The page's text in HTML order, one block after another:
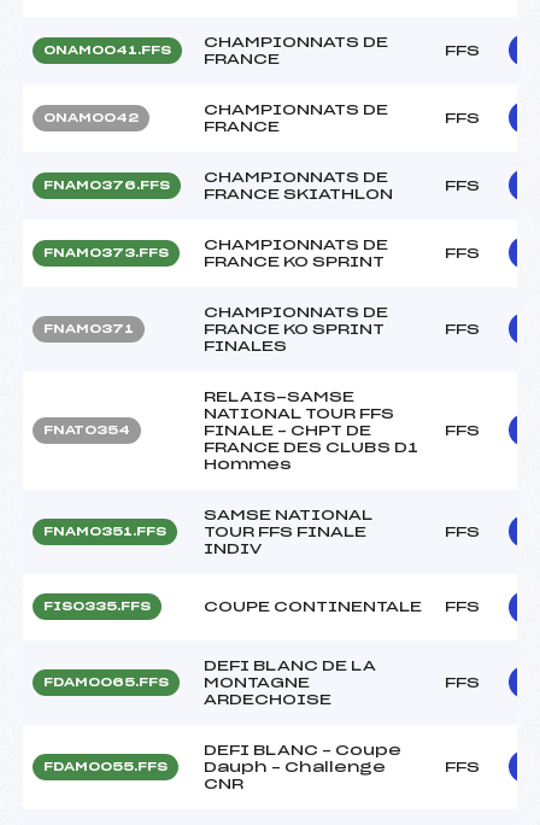
ONAM0041.FFS
CHAMPIONNATS DE
FRANCE
FFS
ONAM0042
CHAMPIONNATS DE
FRANCE
FFS
FNAM0376.FFS
CHAMPIONNATS DE
FRANCE SKIATHLON
FFS
FNAM0373.FFS
CHAMPIONNATS DE
FRANCE KO SPRINT
FFS
FNAM0371
CHAMPIONNATS DE
FRANCE KO SPRINT
FINALES
FFS
FNAT0354
RELAIS-SAMSE
NATIONAL TOUR FFS
FINALE – CHPT DE
FRANCE DES CLUBS D1
Hommes
FFS
FNAM0351.FFS
SAMSE NATIONAL
TOUR FFS FINALE
INDIV
FFS
FIS0335.FFS COUPE CONTINENTALE FFS
FDAM0065.FFS
DEFI BLANC DE LA
MONTAGNE
ARDECHOISE
FFS
FDAM0055.FFS
DEFI BLANC – Coupe
Dauph – Challenge
CNR
FFS